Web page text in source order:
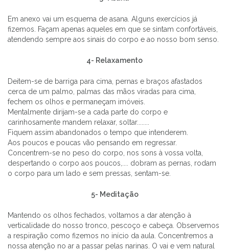
Em anexo vai um esquema de asana. Alguns exercícios já
fizemos. Façam apenas aqueles em que se sintam confortáveis,
atendendo sempre aos sinais do corpo e ao nosso bom senso.
4- Relaxamento
Deitem-se de barriga para cima, pernas e braços afastados
cerca de um palmo, palmas das mãos viradas para cima,
fechem os olhos e permaneçam imóveis.
Mentalmente dirijam-se a cada parte do corpo e
carinhosamente mandem relaxar, soltar........
Fiquem assim abandonados o tempo que intenderem.
Aos poucos e poucas vão pensando em regressar.
Concentrem-se no peso do corpo, nos sons à vossa volta,
despertando o corpo aos poucos,.... dobram as pernas, rodam
o corpo para um lado e sem pressas, sentam-se.
5- Meditação
Mantendo os olhos fechados, voltamos a dar atenção à
verticalidade do nosso tronco, pescoço e cabeça. Observemos
a respiração como fizemos no início da aula. Concentremos a
nossa atenção no ar a passar pelas narinas. O vai e vem natural